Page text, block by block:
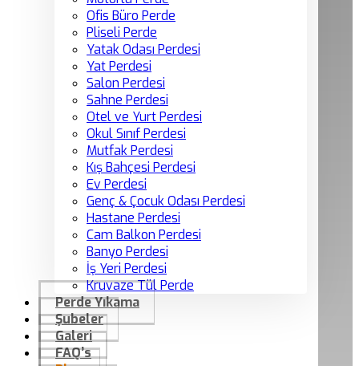
Ofis Büro Perde
Pliseli Perde
Yatak Odası Perdesi
Yat Perdesi
Salon Perdesi
Sahne Perdesi
Otel ve Yurt Perdesi
Okul Sınıf Perdesi
Mutfak Perdesi
Kış Bahçesi Perdesi
Ev Perdesi
Genç & Çocuk Odası Perdesi
Hastane Perdesi
Cam Balkon Perdesi
Banyo Perdesi
İş Yeri Perdesi
Kruvaze Tül Perde
Perde Yıkama
Şubeler
Galeri
FAQ’s